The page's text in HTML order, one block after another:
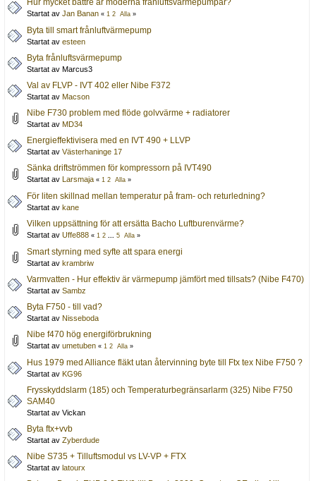
Startat av Jan Banan « 1 2 Alla »
Byta till smart frånluftvärmepump
Startat av esteen
Byta frånluftsvärmepump
Startat av Marcus3
Val av FLVP - IVT 402 eller Nibe F372
Startat av Macson
Nibe F730 problem med flöde golvvärme + radiatorer
Startat av MD34
Energieffektivisera med en IVT 490 + LLVP
Startat av Västerhaninge 17
Sänka driftströmmen för kompressorn på IVT490
Startat av Larsmaja « 1 2 Alla »
För liten skillnad mellan temperatur på fram- och returledning?
Startat av kane
Vilken uppsättning för att ersätta Bacho Luftburenvärme?
Startat av Uffe888 « 1 2 5 Alla »
Smart styrning med syfte att spara energi
Startat av krambriw
Varmvatten - Hur effektiv är värmepump jämfört med tillsats? (Nibe F470)
Startat av Sambz
Byta F750 - till vad?
Startat av Nisseboda
Nibe f470 hög energiförbrukning
Startat av umetuben « 1 2 Alla »
Hus 1979 med Alliance fläkt utan återvinning byte till Ftx tex Nibe F750 ?
Startat av KG96
Frysskyddslarm (185) och Temperaturbegränsarlarm (325) Nibe F750
SAM40
Startat av Vickan
Byta ftx+vvb
Startat av Zyberdude
Nibe S735 + Tilluftsmodul vs LV-VP + FTX
Startat av latourx